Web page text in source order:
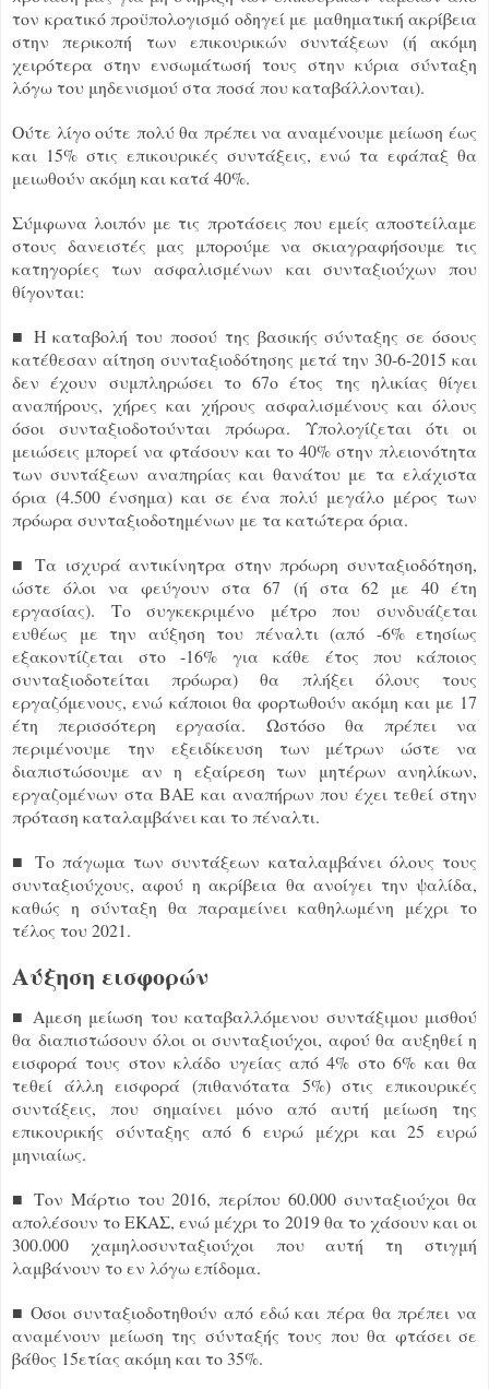
τον κρατικό προϋπολογισμό οδηγεί με μαθηματική ακρίβεια
στην περικοπή των επικουρικών συντάξεων (ή ακόμη
χειρότερα στην ενσωμάτωσή τους στην κύρια σύνταξη
λόγω του μηδενισμού στα ποσά που καταβάλλονται).
Ούτε λίγο ούτε πολύ θα πρέπει να αναμένουμε μείωση έως
και 15% στις επικουρικές συντάξεις, ενώ τα εφάπαξ θα
μειωθούν ακόμη και κατά 40%.
Σύμφωνα λοιπόν με τις προτάσεις που εμείς αποστείλαμε
στους δανειστές μας μπορούμε να σκιαγραφήσουμε τις
κατηγορίες των ασφαλισμένων και συνταξιούχων που
θίγονται:
■ Η καταβολή του ποσού της βασικής σύνταξης σε όσους
κατέθεσαν αίτηση συνταξιοδότησης μετά την 30-6-2015 και
δεν έχουν συμπληρώσει το 67ο έτος της ηλικίας θίγει
αναπήρους, χήρες και χήρους ασφαλισμένους και όλους
όσοι συνταξιοδοτούνται πρόωρα. Υπολογίζεται ότι οι
μειώσεις μπορεί να φτάσουν και το 40% στην πλειονότητα
των συντάξεων αναπηρίας και θανάτου με τα ελάχιστα
όρια (4.500 ένσημα) και σε ένα πολύ μεγάλο μέρος των
πρόωρα συνταξιοδοτημένων με τα κατώτερα όρια.
■ Τα ισχυρά αντικίνητρα στην πρόωρη συνταξιοδότηση,
ώστε όλοι να φεύγουν στα 67 (ή στα 62 με 40 έτη
εργασίας). Το συγκεκριμένο μέτρο που συνδυάζεται
ευθέως με την αύξηση του πέναλτι (από -6% ετησίως
εξακοντίζεται στο -16% για κάθε έτος που κάποιος
συνταξιοδοτείται πρόωρα) θα πλήξει όλους τους
εργαζόμενους, ενώ κάποιοι θα φορτωθούν ακόμη και με 17
έτη περισσότερη εργασία. Ωστόσο θα πρέπει να
περιμένουμε την εξειδίκευση των μέτρων ώστε να
διαπιστώσουμε αν η εξαίρεση των μητέρων ανηλίκων,
εργαζομένων στα ΒΑΕ και αναπήρων που έχει τεθεί στην
πρόταση καταλαμβάνει και το πέναλτι.
■ Το πάγωμα των συντάξεων καταλαμβάνει όλους τους
συνταξιούχους, αφού η ακρίβεια θα ανοίγει την ψαλίδα,
καθώς η σύνταξη θα παραμείνει καθηλωμένη μέχρι το
τέλος του 2021.
Αύξηση εισφορών
■ Αμεση μείωση του καταβαλλόμενου συντάξιμου μισθού
θα διαπιστώσουν όλοι οι συνταξιούχοι, αφού θα αυξηθεί η
εισφορά τους στον κλάδο υγείας από 4% στο 6% και θα
τεθεί άλλη εισφορά (πιθανότατα 5%) στις επικουρικές
συντάξεις, που σημαίνει μόνο από αυτή μείωση της
επικουρικής σύνταξης από 6 ευρώ μέχρι και 25 ευρώ
μηνιαίως.
■ Τον Μάρτιο του 2016, περίπου 60.000 συνταξιούχοι θα
απολέσουν το ΕΚΑΣ, ενώ μέχρι το 2019 θα το χάσουν και οι
300.000 χαμηλοσυνταξιούχοι που αυτή τη στιγμή
λαμβάνουν το εν λόγω επίδομα.
■ Οσοι συνταξιοδοτηθούν από εδώ και πέρα θα πρέπει να
αναμένουν μείωση της σύνταξής τους που θα φτάσει σε
βάθος 15ετίας ακόμη και το 35%.